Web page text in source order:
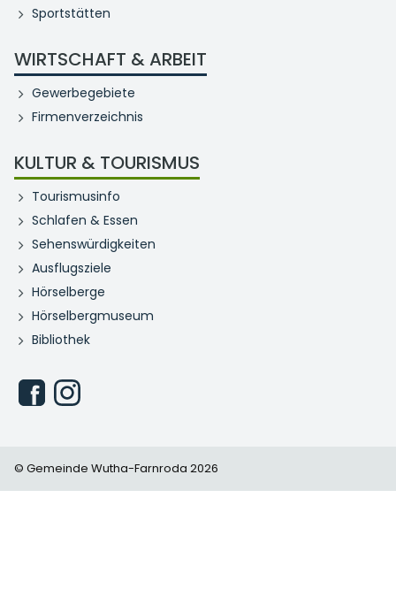
Sportstätten
WIRTSCHAFT & ARBEIT
Gewerbegebiete
Firmenverzeichnis
KULTUR & TOURISMUS
Tourismusinfo
Schlafen & Essen
Sehenswürdigkeiten
Ausflugsziele
Hörselberge
Hörselbergmuseum
Bibliothek
© Gemeinde Wutha-Farnroda 2026